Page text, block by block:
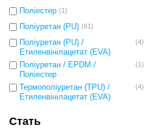
Поліестер (1)
Поліуретан (PU) (61)
Поліуретан (PU) /
Етиленвінілацетат (EVA)
(4)
Поліуретан / EPDM /
Поліестер
(1)
Термополіуретан (TPU) /
Етиленвінілацетат (EVA)
(4)
Стать